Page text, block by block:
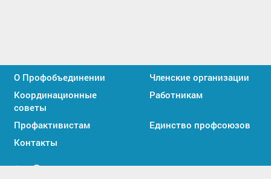
О Профобъединении
Членские организации
Координационные
советы
Работникам
Профактивистам
Единство профсоюзов
Контакты